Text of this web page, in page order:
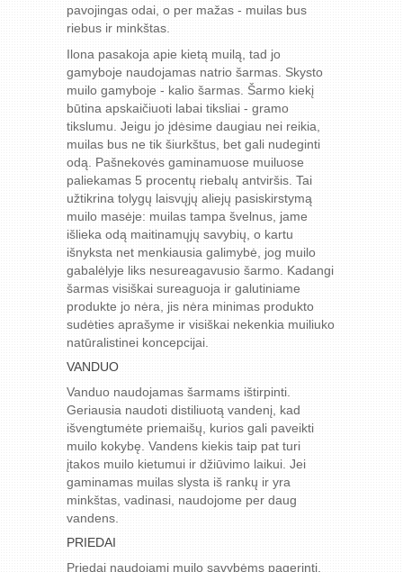
pavojingas odai, o per mažas - muilas bus
riebus ir minkštas.
Ilona pasakoja apie kietą muilą, tad jo
gamyboje naudojamas natrio šarmas. Skysto
muilo gamyboje - kalio šarmas. Šarmo kiekį
būtina apskaičiuoti labai tiksliai - gramo
tikslumu. Jeigu jo įdėsime daugiau nei reikia,
muilas bus ne tik šiurkštus, bet gali nudeginti
odą. Pašnekovės gaminamuose muiluose
paliekamas 5 procentų riebalų antviršis. Tai
užtikrina tolygų laisvųjų aliejų pasiskirstymą
muilo masėje: muilas tampa švelnus, jame
išlieka odą maitinamųjų savybių, o kartu
išnyksta net menkiausia galimybė, jog muilo
gabalėlyje liks nesureagavusio šarmo. Kadangi
šarmas visiškai sureaguoja ir galutiniame
produkte jo nėra, jis nėra minimas produkto
sudėties aprašyme ir visiškai nekenkia muiliuko
natūralistinei koncepcijai.
VANDUO
Vanduo naudojamas šarmams ištirpinti.
Geriausia naudoti distiliuotą vandenį, kad
išvengtumėte priemaišų, kurios gali paveikti
muilo kokybę. Vandens kiekis taip pat turi
įtakos muilo kietumui ir džiūvimo laikui. Jei
gaminamas muilas slysta iš rankų ir yra
minkštas, vadinasi, naudojome per daug
vandens.
PRIEDAI
Priedai naudojami muilo savybėms pagerinti,